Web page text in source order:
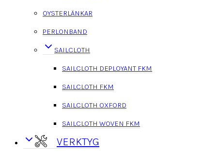
OYSTERLÄNKAR
PERLONBAND
SAILCLOTH
SAILCLOTH DEPLOYANT FKM
SAILCLOTH FKM
SAILCLOTH OXFORD
SAILCLOTH WOVEN FKM
VERKTYG